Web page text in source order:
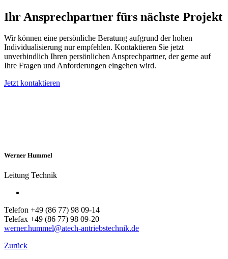
Ihr Ansprechpartner fürs nächste Projekt
Wir können eine persönliche Beratung aufgrund der hohen
Individualisierung nur empfehlen. Kontaktieren Sie jetzt
unverbindlich Ihren persönlichen Ansprechpartner, der gerne auf
Ihre Fragen und Anforderungen eingehen wird.
Jetzt kontaktieren
Werner Hummel
Leitung Technik
Telefon +49 (86 77) 98 09-14
Telefax +49 (86 77) 98 09-20
werner.hummel@atech-antriebstechnik.de
Zurück